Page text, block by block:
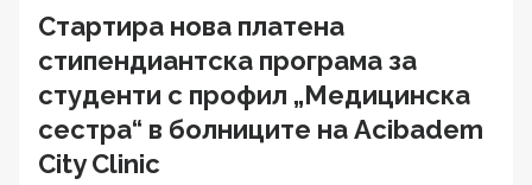
Стартира нова платена
стипендиантска програма за
студенти с профил „Медицинска
сестра“ в болниците на Acibadem
City Clinic